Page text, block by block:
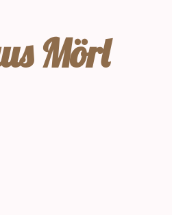
Mörl